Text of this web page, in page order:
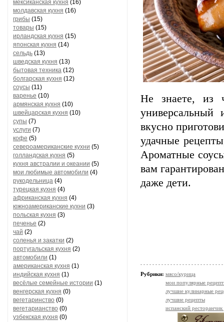
мексиканская кухня (16)
молдавская кухня (16)
грибы (15)
товары (15)
ирландская кухня (15)
японская кухня (14)
сельдь (13)
шведская кухня (13)
бытовая техника (12)
болгарская кухня (12)
соусы (11)
варенье (10)
армянская кухня (10)
швейцарская кухня (10)
супы (7)
услуги (7)
кофе (5)
североамериканские кухни (5)
голландская кухня (5)
кухня австралии и океании (5)
мои любимые автомобили (4)
рукодельница (4)
турецкая кухня (4)
африканская кухня (4)
южноамериканские кухни (3)
польская кухня (3)
печенье (2)
чай (2)
соленья и закатки (2)
португальская кухня (2)
автомобили (1)
американская кухня (1)
индийская кухня (1)
весёлые семейные истории (1)
венгерская кухня (0)
вегетаринство (0)
вегетарианство (0)
узбекская кухня (0)
Не знаете, из
вкусно
удачные
Ароматные
вам
даже дети.
Рубрики: мясо/курица
мои популярные
лучшие кулинарные
лучшие рецепты
испанский